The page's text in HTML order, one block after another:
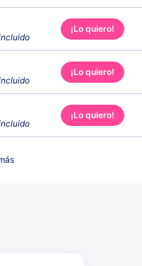
¡Lo quiero!
¡Lo quiero!
¡Lo quiero!